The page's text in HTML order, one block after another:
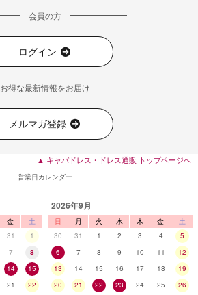
会員の方
ログイン
お得な最新情報をお届け
メルマガ登録
▲ キャバドレス・ドレス通販 トップページへ
営業日カレンダー
金
土
31
1
7
8
14
15
21
22
2026年9月
日 月 火 水 木 金
土
30
31 1 2 3 4
5
6
7 8 9 10 11
12
13
14 15 16 17 18
19
20
21 22 23 24 25
26